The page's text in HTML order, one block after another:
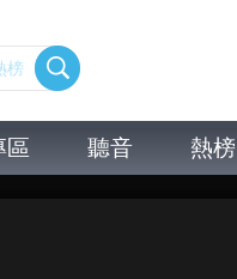
榜
區 聽音 熱榜